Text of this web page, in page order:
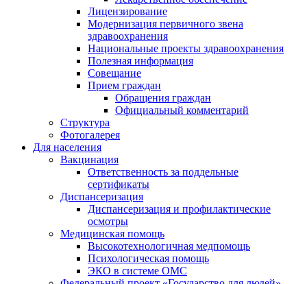
Лицензирование
Модернизация первичного звена
здравоохранения
Национальные проекты здравоохранения
Полезная информация
Совещание
Прием граждан
Обращения граждан
Официальный комментарий
Структура
Фотогалерея
Для населения
Вакцинация
Ответственность за поддельные
сертификаты
Диспансеризация
Диспансеризация и профилактические
осмотры
Медицинская помощь
Высокотехнологичная медпомощь
Психологическая помощь
ЭКО в системе ОМС